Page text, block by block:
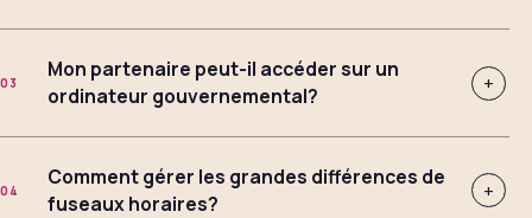
03
Mon partenaire peut-il accéder sur un
ordinateur gouvernemental?
+
04
Comment gérer les grandes différences de
fuseaux horaires?
+